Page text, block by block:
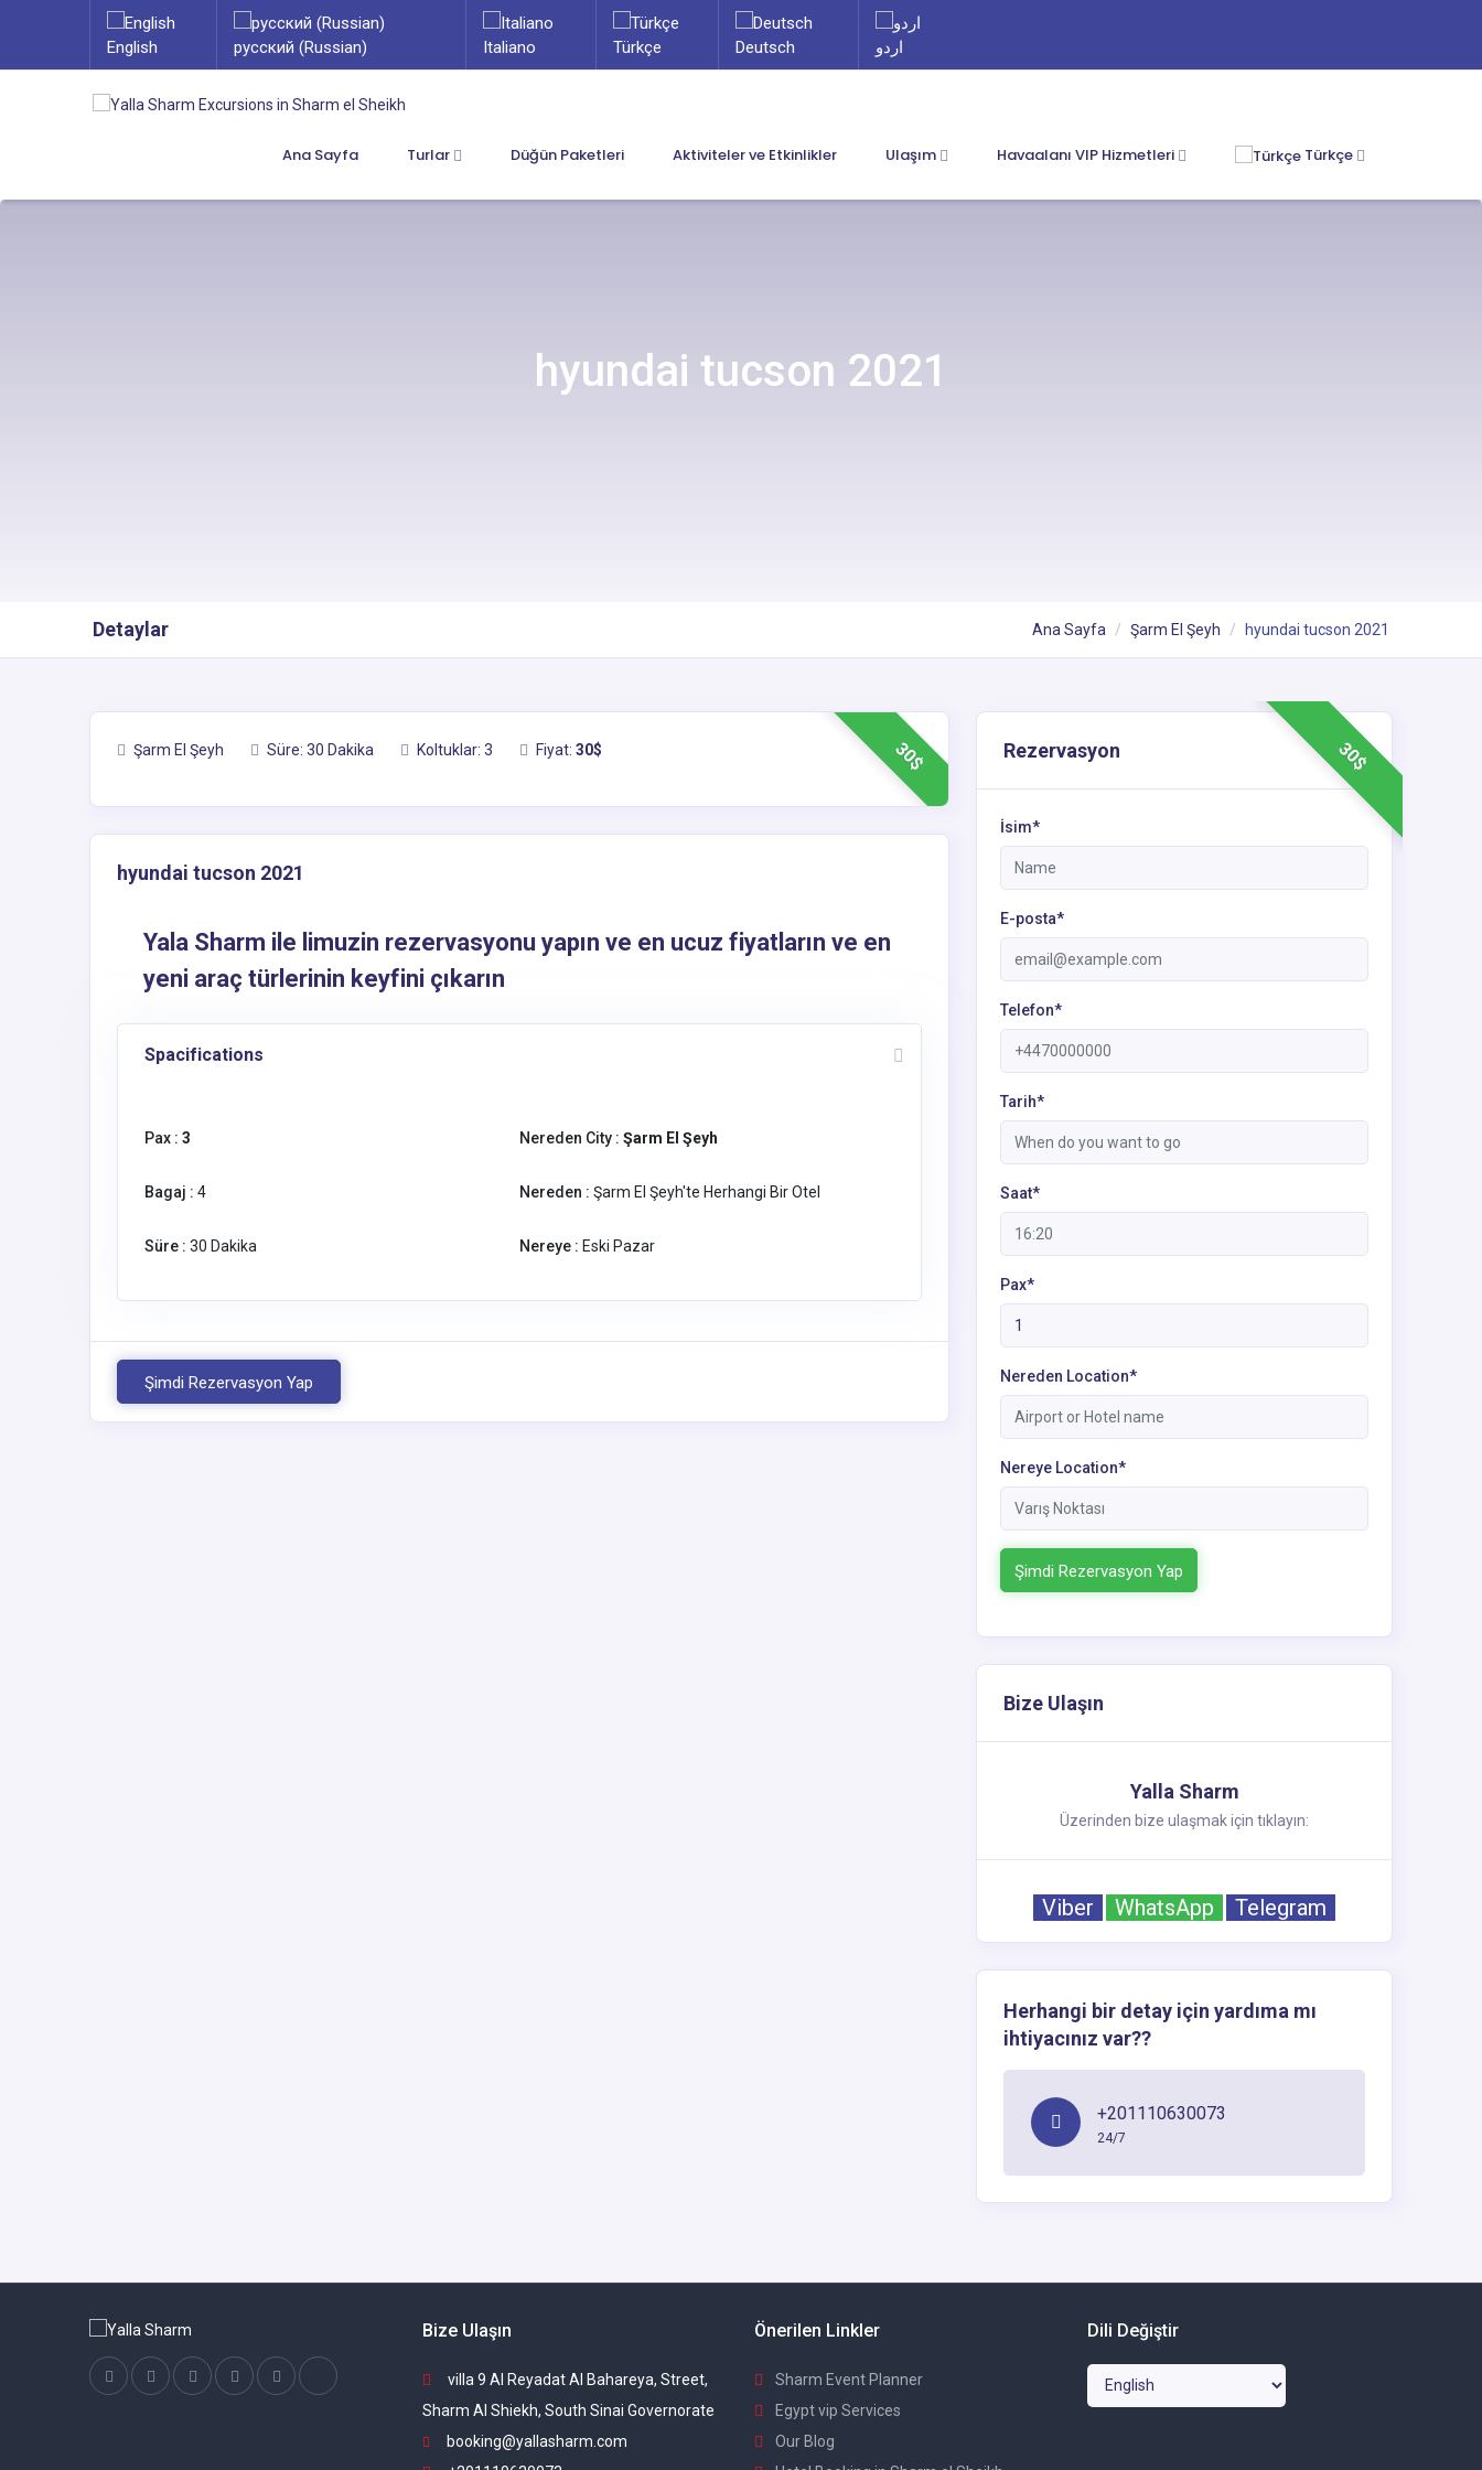
English русский (Russian) Italiano Türkçe Deutsch اردو
Ana Sayfa Turlar Düğün Paketleri Aktiviteler ve Etkinlikler Ulaşım Havaalanı VIP Hizmetleri Türkçe
hyundai tucson 2021
Detaylar Ana Sayfa Şarm El Şeyh hyundai tucson 2021
30$
Şarm El Şeyh Süre: 30 Dakika Koltuklar: 3 Fiyat: 30$
hyundai tucson 2021
Yala Sharm ile limuzin rezervasyonu yapın ve en ucuz fiyatların ve en
yeni araç türlerinin keyfini çıkarın
Spacifications
Pax : 3
Bagaj : 4
Süre : 30 Dakika
Nereden City : Şarm El Şeyh
Nereden : Şarm El Şeyh'te Herhangi Bir Otel
Nereye : Eski Pazar
Şimdi Rezervasyon Yap
30$
Rezervasyon
İsim*
E-posta*
Telefon*
Tarih*
Saat*
Pax*
Nereden Location*
Nereye Location*
Şimdi Rezervasyon Yap
Bize Ulaşın
Yalla Sharm
Üzerinden bize ulaşmak için tıklayın:
Viber WhatsApp Telegram
Herhangi bir detay için yardıma mı
ihtiyacınız var??
+201110630073
24/7
Bize Ulaşın
villa 9 Al Reyadat Al Bahareya, Street,
Sharm Al Shiekh, South Sinai Governorate
booking@yallasharm.com
Önerilen Linkler
Sharm Event Planner
Egypt vip Services
Our Blog
Dili Değiştir